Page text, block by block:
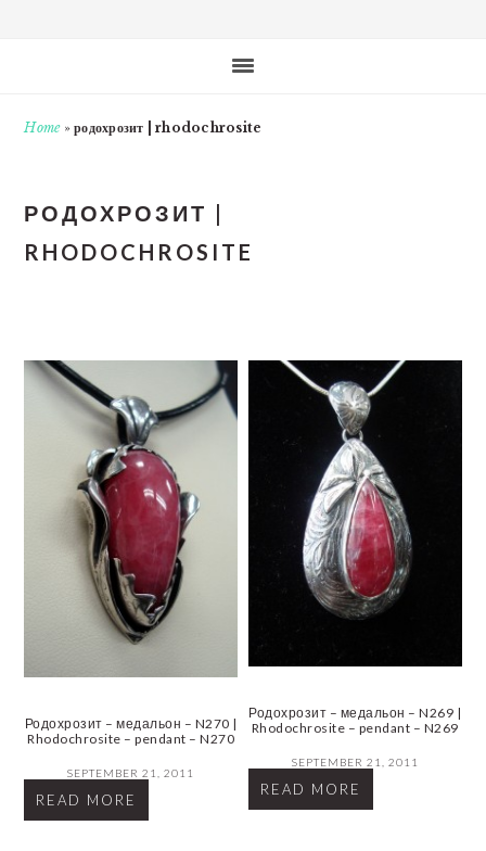
Home»родохрозит | rhodochrosite
РОДОХРОЗИТ |
RHODOCHROSITE
Родохрозит – медальон – N270 |
Rhodochrosite – pendant – N270
SEPTEMBER 21, 2011
READ MORE
Родохрозит – медальон – N269 |
Rhodochrosite – pendant – N269
SEPTEMBER 21, 2011
READ MORE